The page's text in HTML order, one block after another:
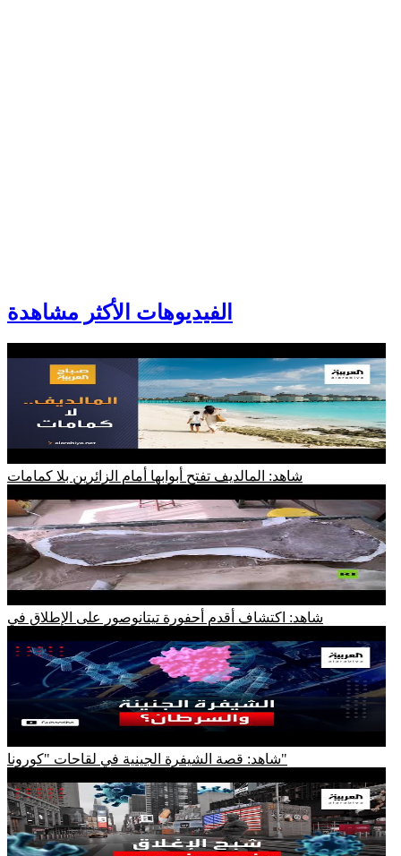
الفيديوهات الأكثر مشاهدة
شاهد: المالديف تفتح أبوابها أمام الزائرين بلا كمامات
شاهد: اكتشاف أقدم أحفورة تيتانوصور على الإطلاق في
شاهد: قصة الشيفرة الجينية في لقاحات "كورونا"